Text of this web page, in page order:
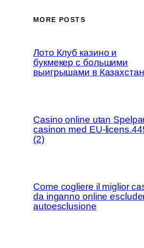
MORE POSTS
Лото Клуб казино и
букмекер с большими
выигрышами в
Casino online utan
casinon med EU-
(2)
Come cogliere il miglior
da inganno online
autoesclusione